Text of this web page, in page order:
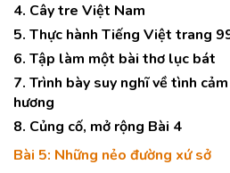
4. Cây tre Việt Nam
5. Thực hành Tiếng Việt trang
6. Tập làm một bài thơ lục bát
7. Trình bày suy nghĩ về tình
hương
8. Củng cố, mở rộng Bài 4
Bài 5: Những nẻo đường xứ sở